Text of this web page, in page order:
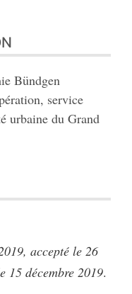
Bündgen
service
urbaine du Grand
accepté le 26
15 décembre 2019.